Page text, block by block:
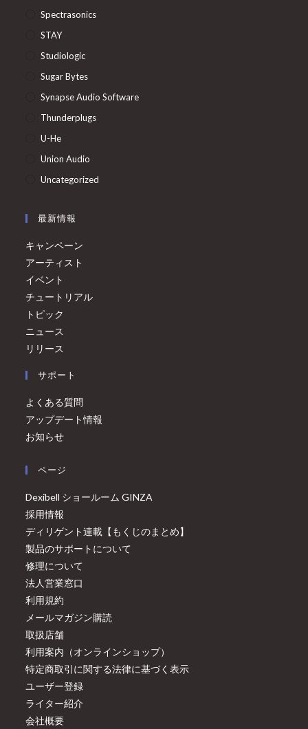
Spectrasonics
STAY
Studiologic
Sugar Bytes
Synapse Audio Software
Thunderplugs
U-He
Union Audio
Uncategorized
最新情報
キャンペーン
アーティスト
イベント
チュートリアル
トピック
ニュース
リリース
サポート
よくある質問
アップデート情報
お知らせ
ページ
Dexibell ショールーム GINZA
採用情報
ディリゲント連載【もくじのまとめ】
製品のサポートについて
修理について
法人営業窓口
利用規約
メールマガジン購読
取扱店舗
利用案内（オンラインショップ）
特定商取引に関する法律に基づく表示
ユーザー登録
ライター紹介
会社概要